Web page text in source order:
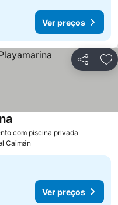
Ver preços
Partilhar
com piscina privada
Caimán
Ver preços